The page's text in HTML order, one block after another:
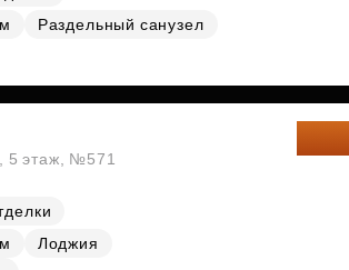
Раздельный санузел
5 этаж, №571
Лоджия